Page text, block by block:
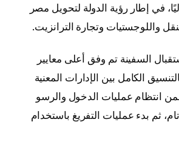
في إطار رؤية الدولة لتحويل مصر
واللوجستيات وتجارة الترانزيت.
السفينة تم وفق أعلى معايير
الكامل بين الإدارات المعنية
انتظام عمليات الدخول والرسو
ثم بدء عمليات التفريغ باستخدام